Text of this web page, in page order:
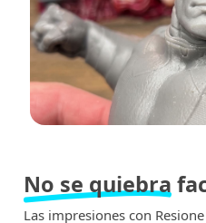
No se quiebra
Las impresiones con